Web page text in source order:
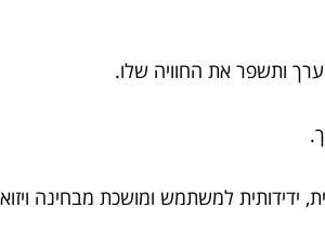
ותשפר את החוויה שלו.